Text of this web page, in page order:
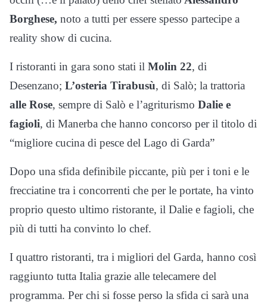
Borghese, noto a tutti per essere spesso partecipe a
reality show di cucina.
I ristoranti in gara sono stati il Molin 22, di
Desenzano; L’osteria Tirabusù, di Salò; la trattoria
alle Rose, sempre di Salò e l’agriturismo Dalie e
fagioli, di Manerba che hanno concorso per il titolo di
“migliore cucina di pesce del Lago di Garda”
Dopo una sfida definibile piccante, più per i toni e le
frecciatine tra i concorrenti che per le portate, ha vinto
proprio questo ultimo ristorante, il Dalie e fagioli, che
più di tutti ha convinto lo chef.
I quattro ristoranti, tra i migliori del Garda, hanno così
raggiunto tutta Italia grazie alle telecamere del
programma. Per chi si fosse perso la sfida ci sarà una